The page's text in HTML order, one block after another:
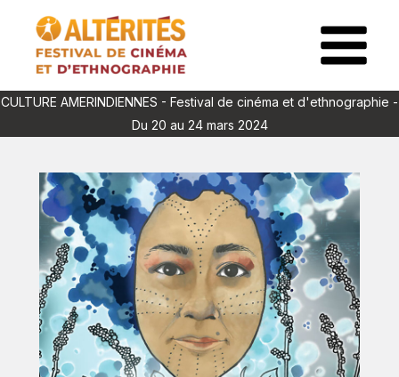
contenu
Main
Menu
CULTURE AMERINDIENNES - Festival de cinéma et d'ethnographie -
Du 20 au 24 mars 2024